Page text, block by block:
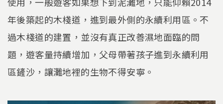
年後築起的木棧道，進到最外側的永續利用區。不
過木棧道的建置，並沒有真正改善濕地面臨的問
題，遊客量持續增加，父母帶著孩子進到永續利用
區鏟沙，讓灘地裡的生物不得安寧。